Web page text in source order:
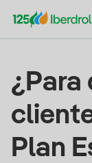
¿Para
Plan